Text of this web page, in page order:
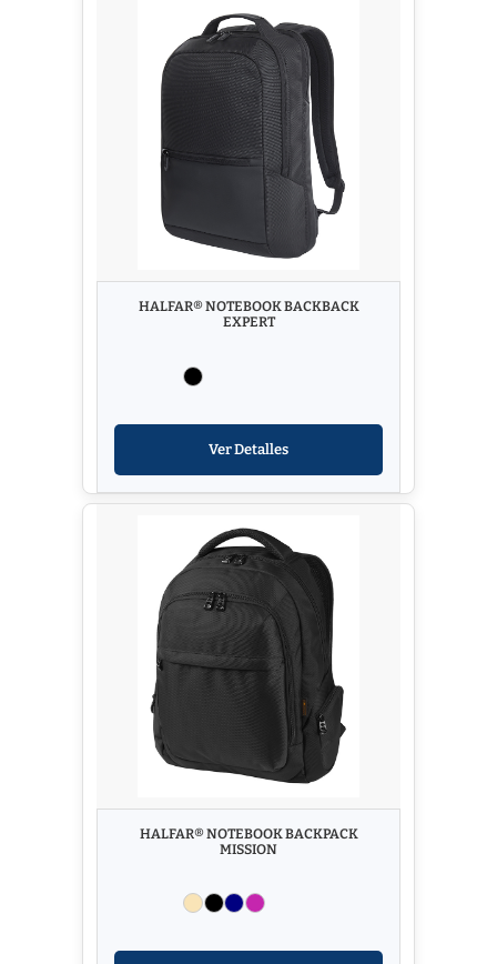
HALFAR® NOTEBOOK BACKBACK
EXPERT
Ver Detalles
HALFAR® NOTEBOOK BACKPACK
MISSION